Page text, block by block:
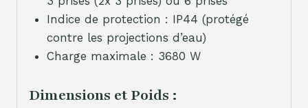
Indice de protection : IP44 (protégé
contre les projections d’eau)
Charge maximale : 3680 W
Dimensions et Poids :